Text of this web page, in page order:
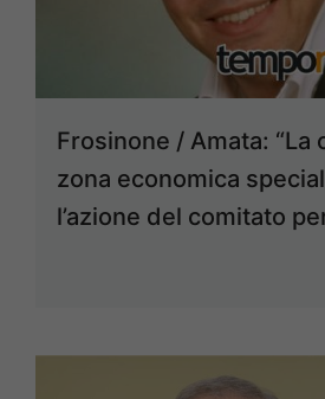
Frosinone / Amata: “La
zona economica
l’azione del comitato